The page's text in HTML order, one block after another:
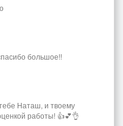
большое!!
Наташ, и твоему
работы! 👍💕👌